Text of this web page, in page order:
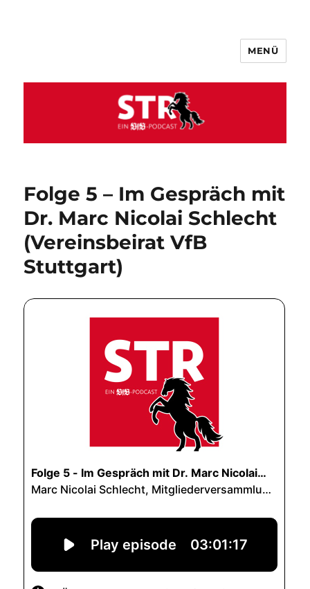
MENÜ
Folge 5 – Im Gespräch mit
Dr. Marc Nicolai Schlecht
(Vereinsbeirat VfB
Stuttgart)